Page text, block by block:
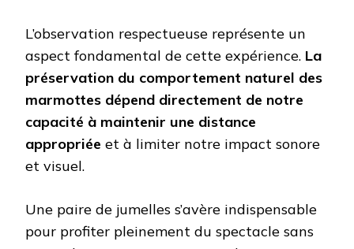
L’observation respectueuse représente un
aspect fondamental de cette expérience. La
préservation du comportement naturel des
marmottes dépend directement de notre
capacité à maintenir une distance
appropriée et à limiter notre impact sonore
et visuel.
Une paire de jumelles s’avère indispensable
pour profiter pleinement du spectacle sans